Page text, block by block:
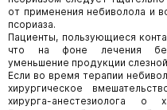
от применения небиволола и
псориаза.
Пациенты, пользующиеся
что на фоне лечения
уменьшение продукции
Если во время терапии
хирургическое
хирурга-анестезиолога о